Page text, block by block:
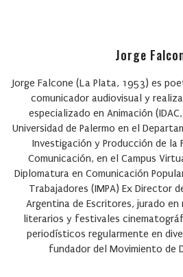
Jorge
Jorge Falcone (La Plata, 1953) es
comunicador audiovisual y
especializado en Animación
Universidad de Palermo en el
Investigación y Producción de la
Comunicación, en el Campus
Diplomatura en Comunicación
Trabajadores (IMPA) Ex Director
Argentina de Escritores, jurado
literarios y festivales
periodísticos regularmente en
fundador del Movimiento de